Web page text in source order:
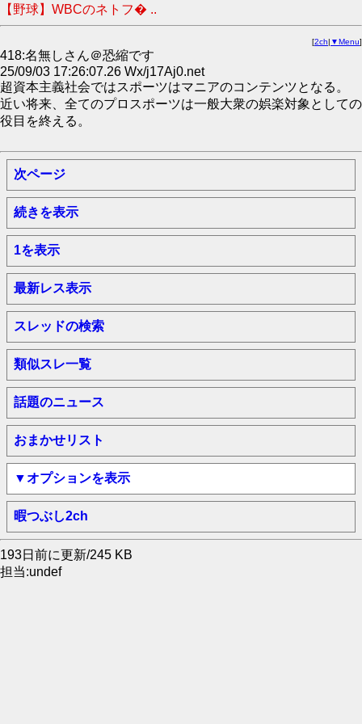
【野球】WBCのネトフ� ..
[2ch| ▼Menu]
418:名無しさん＠恐縮です
25/09/03 17:26:07.26 Wx/j17Aj0.net
超資本主義社会ではスポーツはマニアのコンテンツとなる。
近い将来、全てのプロスポーツは一般大衆の娯楽対象としての
役目を終える。
次ページ
続きを表示
1を表示
最新レス表示
スレッドの検索
類似スレ一覧
話題のニュース
おまかせリスト
▼オプションを表示
暇つぶし2ch
193日前に更新/245 KB
担当:undef